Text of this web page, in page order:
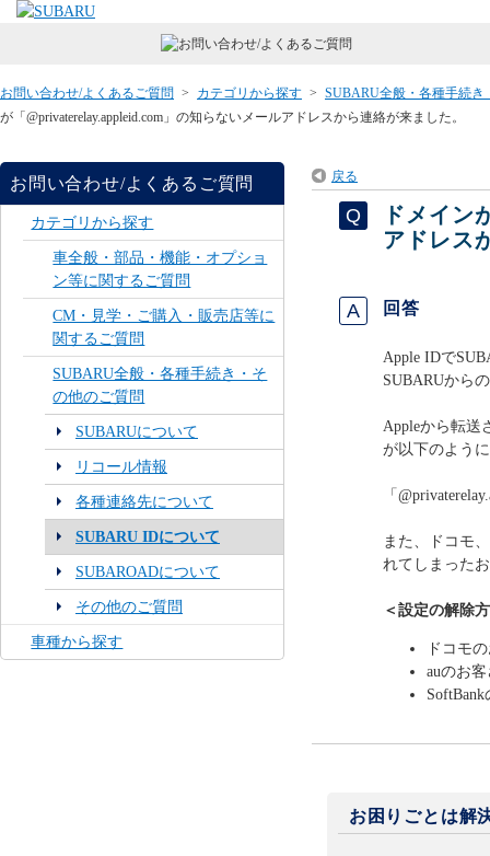
お問い合わせ/よくあるご質問 > カテゴリから探す > SUBARU全般・各種手続き
が「@privaterelay.appleid.com」の知らないメールアドレスから連絡が来ました。
お問い合わせ/よくあるご質問
カテゴリから探す
車全般・部品・機能・オプショ
ン等に関するご質問
CM・見学・ご購入・販売店等に
関するご質問
SUBARU全般・各種手続き・そ
の他のご質問
SUBARUについて
リコール情報
各種連絡先について
SUBARU IDについて
SUBAROADについて
その他のご質問
車種から探す
戻る
ドメイ
アドレス
回答
Apple IDで
SUBARUから
Appleから転送
が以下のよう
「
また、ドコモ
れてしまった
＜設定の解除
ドコモ
auのお
お困りごとは解